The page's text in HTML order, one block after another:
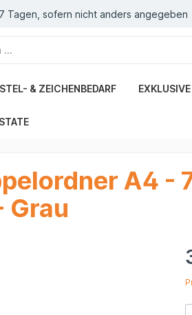
Tagen, sofern nicht anders angegeben
& ZEICHENBEDARF
A4 -
Grau